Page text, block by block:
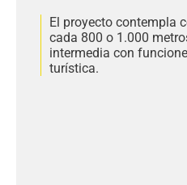
El proyecto contempla
cada 800 o 1.000
intermedia con
turística.